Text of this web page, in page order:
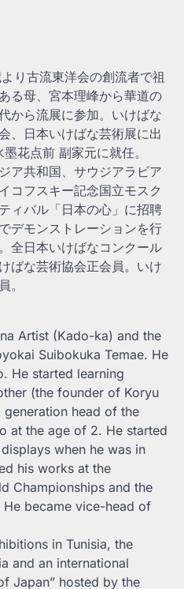
り古流東洋会の創流者で祖
る母、宮本理峰から華道の
から流展に参加。いけばな
、日本いけばな芸術展に出
花点前 副家元に就任。
ア共和国、サウジアラビア
コフスキー記念国立モスク
ィバル「日本の心」に招聘
デモンストレーションを行
全日本いけばなコンクール
ばな芸術協会正会員。いけ
。
Artist (Kado-ka) and the
Suibokuka Temae. He
He started learning
(the founder of Koryu
head of the
at the age of 2. He started
when he was in
his works at the
Championships and the
became vice-head of
in Tunisia, the
and an international
Japan” hosted by the